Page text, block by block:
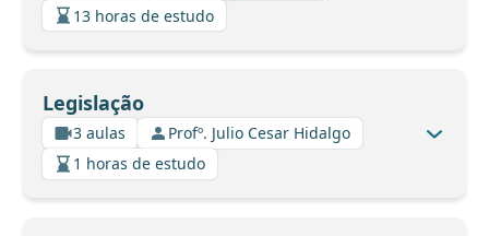
13 horas de estudo
Legislação
3 aulas
Profº. Julio Cesar Hidalgo
1 horas de estudo